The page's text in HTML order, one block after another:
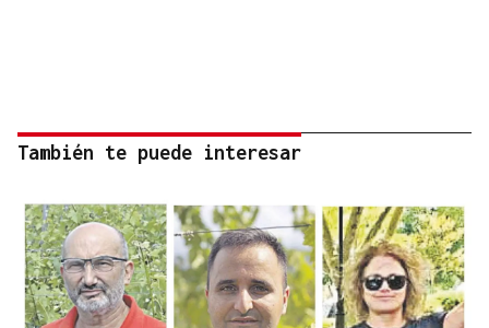
También te puede interesar